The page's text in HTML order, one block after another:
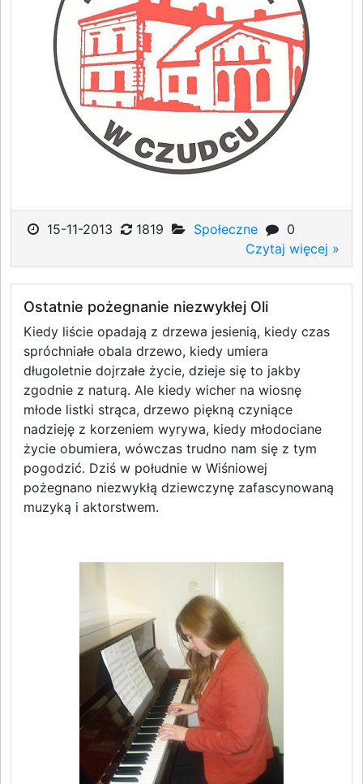
15-11-2013 1819 Społeczne
0
Czytaj więcej »
Ostatnie pożegnanie niezwykłej Oli
Kiedy liście opadają z drzewa jesienią, kiedy czas
spróchniałe obala drzewo, kiedy umiera
długoletnie dojrzałe życie, dzieje się to jakby
zgodnie z naturą. Ale kiedy wicher na wiosnę
młode listki strąca, drzewo piękną czyniące
nadzieję z korzeniem wyrywa, kiedy młodociane
życie obumiera, wówczas trudno nam się z tym
pogodzić. Dziś w południe w Wiśniowej
pożegnano niezwykłą dziewczynę zafascynowaną
muzyką i aktorstwem.